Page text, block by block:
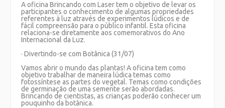
A oficina Brincando com Laser tem o objetivo de levar os
participantes o conhecimento de algumas propriedades
referentes à luz através de experimentos lúdicos e de
fácil compreensão para o público infantil. Esta oficina
relaciona-se diretamente aos comemorativos do Ano
Internacional da Luz.
· Divertindo-se com Botânica (31/07)
Vamos abrir o mundo das plantas! A oficina tem como
objetivo trabalhar de maneira lúdica temas como
fotossíntese as partes do vegetal. Temas como condições
de germinação de uma semente serão abordadas.
Brincando de cientistas, as crianças poderão conhecer um
pouquinho da botânica.